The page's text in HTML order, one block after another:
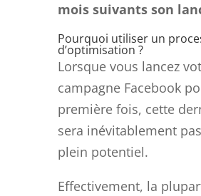
mois suivants son
Pourquoi utiliser un
d’optimisation ?
Lorsque vous lancez
campagne Facebook
première fois, cette
sera inévitablement
plein potentiel.
Effectivement, la